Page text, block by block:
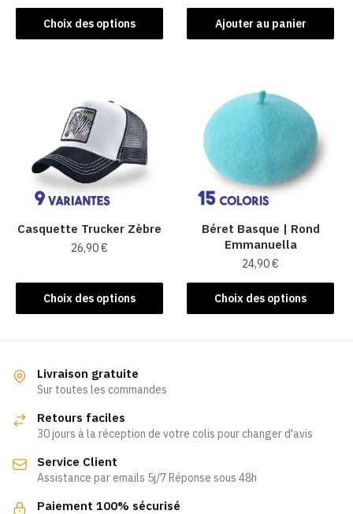
Choix des options
Ce
produit
Les
options
peuvent
être
choisies
sur
la
page
produit
Ajouter au panier
Casquette Trucker Zèbre
26,90€
Choix des options
produit
a
Les
options
peuvent
être
sur
la
page
Béret Basque | Rond
Emmanuella
24,90€
Choix des options
Ce
produit
peuvent
être
Livraison gratuite
Sur toutes les commandes
Retours faciles
30 jours à la réception de votre colis pour changer d'avis
Service Client
Assistance par emails 5j/7 Réponse sous 48h
Paiement 100% sécurisé